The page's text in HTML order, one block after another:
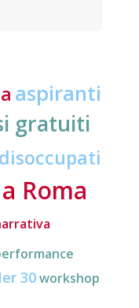
aspiranti
gratuiti
disoccupati
Roma
30workshop